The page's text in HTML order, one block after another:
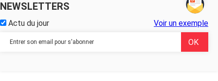
NEWSLETTERS
Actu du jour Voir un exemple